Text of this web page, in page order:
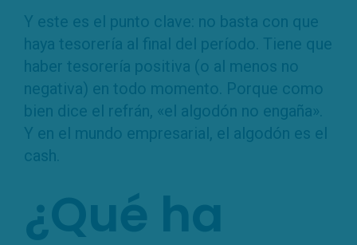
Y este es el punto clave: no basta con que
haya tesorería al final del período. Tiene que
haber tesorería positiva (o al menos no
negativa) en todo momento. Porque como
bien dice el refrán, «el algodón no engaña».
Y en el mundo empresarial, el algodón es el
cash.
¿Qué ha